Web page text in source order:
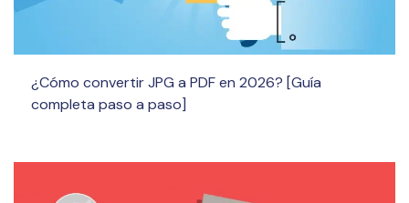
¿Cómo convertir JPG a PDF en 2026? [Guía
completa paso a paso]